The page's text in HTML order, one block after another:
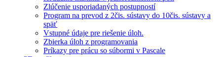
Zlúčenie usporiadaných postupností
Program na prevod z 2čis. sústavy do 10čis. sústavy a
späť
Vstupné údaje pre riešenie úloh.
Zbierka úloh z programovania
Príkazy pre prácu so súbormi v Pascale